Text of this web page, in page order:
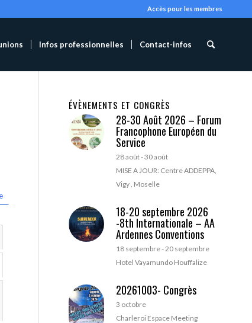
Accès pour les membres
Infos professionnelles Contact-infos
ÉVÈNEMENTS ET CONGRÈS
28-30 Août 2026 – Forum
Francophone Européen du
Service
28 août-30 août
MISE A JOUR: Centre ADDEPPA,
Vigy , Moselle
18-20 septembre 2026
-8th Internationale – AA
Ardennes Conventions
18 septembre-20 septembre
Hotel Vayamundo Houffalize
20261003- Congrès
3 octobre
Charleroi Espace Meeting